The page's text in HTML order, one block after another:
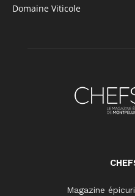
Domaine Viticole
Magazine